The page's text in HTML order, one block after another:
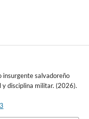
insurgente salvadoreño
disciplina militar. (2026).